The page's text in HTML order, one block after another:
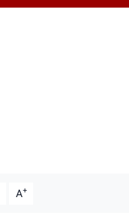
A+